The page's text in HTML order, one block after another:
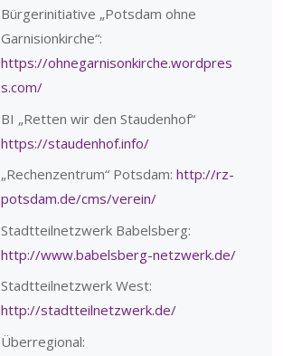
Bürgerinitiative „Potsdam ohne
Garnisionkirche“:
https://ohnegarnisonkirche.wordpres
s.com/
BI „Retten wir den Staudenhof“
https://staudenhof.info/
„Rechenzentrum“ Potsdam: http://rz-
potsdam.de/cms/verein/
Stadtteilnetzwerk Babelsberg:
http://www.babelsberg-netzwerk.de/
Stadtteilnetzwerk West:
http://stadtteilnetzwerk.de/
Überregional: